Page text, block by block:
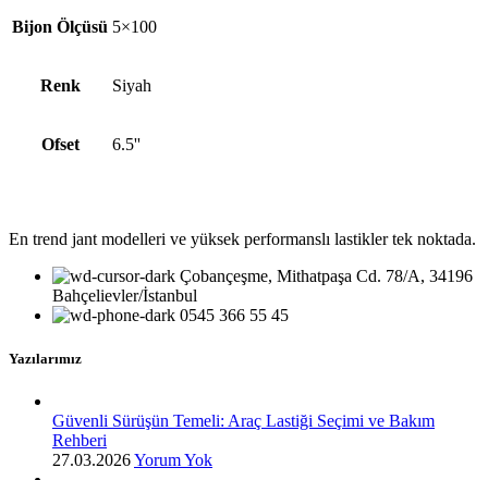
Bijon Ölçüsü 5×100
Renk Siyah
Ofset 6.5''
En trend jant modelleri ve yüksek performanslı lastikler tek noktada.
Çobançeşme, Mithatpaşa Cd. 78/A, 34196
Bahçelievler/İstanbul
0545 366 55 45
Yazılarımız
Güvenli Sürüşün Temeli: Araç Lastiği Seçimi ve Bakım
Rehberi
27.03.2026Yorum Yok